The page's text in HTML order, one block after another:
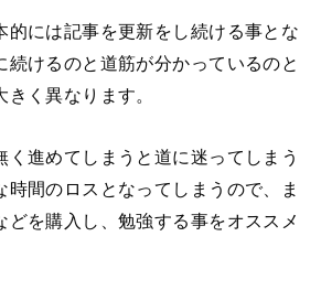
的には記事を更新をし続ける事とな
続けるのと道筋が分かっているのと
く異なります。
く進めてしまうと道に迷ってしまう
時間のロスとなってしまうので、ま
どを購入し、勉強する事をオススメ